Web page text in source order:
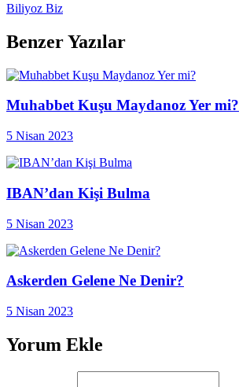
Biliyoz Biz
Benzer Yazılar
Muhabbet Kuşu Maydanoz Yer mi?
5 Nisan 2023
IBAN’dan Kişi Bulma
5 Nisan 2023
Askerden Gelene Ne Denir?
5 Nisan 2023
Yorum Ekle